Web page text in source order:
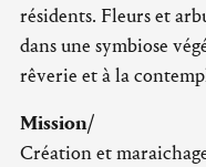
résidents. Fleurs et
dans une symbiose
rêverie et à la
Mission/
Création et